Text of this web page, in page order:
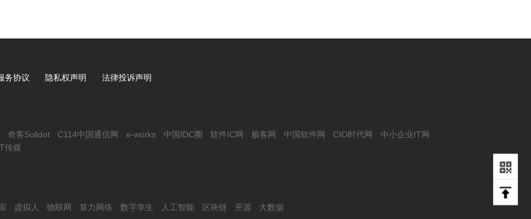
务协议 隐私权声明 法律投诉声明
奇客Solidot C114中国通信网 e-works 中国IDC圈 软件IC网 极客网 中国软件网 CIO时代网
中小企业IT网
传媒
虚拟人 物联网 算力网络 数字孪生 人工智能 区块链 开源 大数据